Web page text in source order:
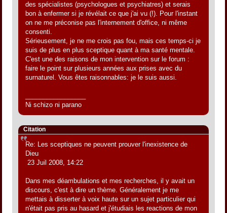
des spécialistes (psychologues et psychiatres) et serais
bon à enfermer si je révélait ce que j'ai vu (!). Pour l'instant
on ne me préconise pas l'internement d'office, ni même
consenti.
Sérieusement, je ne me crois pas fou, mais ces temps-ci je
suis de plus en plus sceptique quant à ma santé mentale.
C'est une des raisons de mon intervention sur le forum :
faire le point sur plusieurs années aux prises avec du
surnaturel. Vous êtes raisonnables: je le suis aussi.
Ni schizo ni parano
Citation
Re: Les sceptiques ne peuvent prouver l'inexistence de
Dieu
23 Juil 2008, 14:22
Dans mes déambulations et mes recherches, il y avait un
discours, c'est à dire un thème. Généralement je me
mettais à disserter à voix haute sur un sujet particulier qui
n'était pas pris au hasard et j'étudiais les reactions de mon